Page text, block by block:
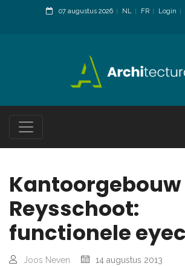
07 augustus 2026 NL FR
Login
Kantoorgebouw
Reysschoot:
functionele
Joos Neven
14 augustus 2013